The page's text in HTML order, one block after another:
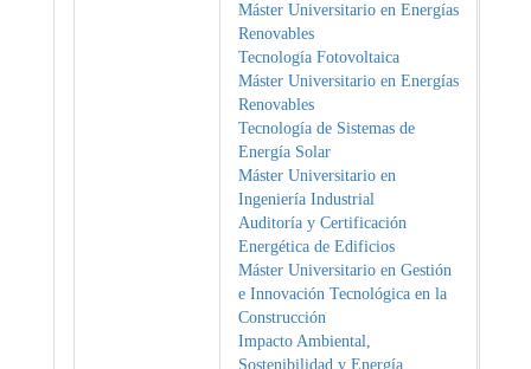
Máster Universitario en Energías
Renovables
Tecnología Fotovoltaica
Máster Universitario en Energías
Renovables
Tecnología de Sistemas de
Energía Solar
Máster Universitario en
Ingeniería Industrial
Auditoría y Certificación
Energética de Edificios
Máster Universitario en Gestión
e Innovación Tecnológica en la
Construcción
Impacto Ambiental,
Sostenibilidad y Energía